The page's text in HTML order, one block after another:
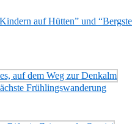
auf Hütten” und
Frühlingswanderung